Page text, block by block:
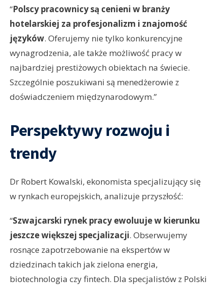
“Polscy pracownicy są cenieni w branży
hotelarskiej za profesjonalizm i znajomość
języków. Oferujemy nie tylko konkurencyjne
wynagrodzenia, ale także możliwość pracy w
najbardziej prestiżowych obiektach na świecie.
Szczególnie poszukiwani są menedżerowie z
doświadczeniem międzynarodowym.”
Perspektywy rozwoju i
trendy
Dr Robert Kowalski, ekonomista specjalizujący się
w rynkach europejskich, analizuje przyszłość:
“Szwajcarski rynek pracy ewoluuje w kierunku
jeszcze większej specjalizacji. Obserwujemy
rosnące zapotrzebowanie na ekspertów w
dziedzinach takich jak zielona energia,
biotechnologia czy fintech. Dla specjalistów z Polski